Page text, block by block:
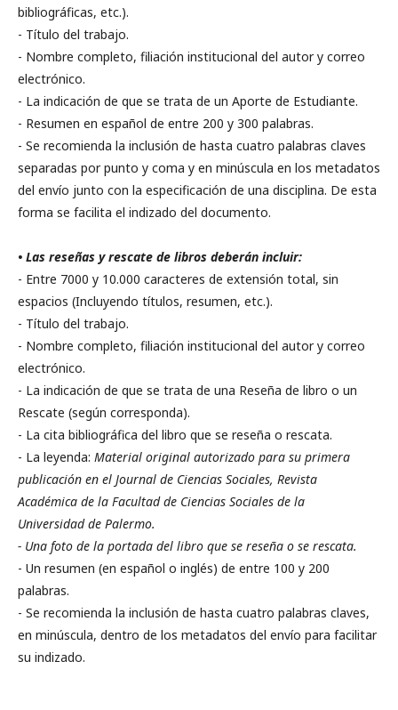
bibliográficas, etc.).
- Título del trabajo.
- Nombre completo, filiación institucional del autor y correo
electrónico.
- La indicación de que se trata de un Aporte de Estudiante.
- Resumen en español de entre 200 y 300 palabras.
- Se recomienda la inclusión de hasta cuatro palabras claves
separadas por punto y coma y en minúscula en los metadatos
del envío junto con la especificación de una disciplina. De esta
forma se facilita el indizado del documento.
• Las reseñas y rescate de libros deberán incluir:
- Entre 7000 y 10.000 caracteres de extensión total, sin
espacios (Incluyendo títulos, resumen, etc.).
- Título del trabajo.
- Nombre completo, filiación institucional del autor y correo
electrónico.
- La indicación de que se trata de una Reseña de libro o un
Rescate (según corresponda).
- La cita bibliográfica del libro que se reseña o rescata.
- La leyenda: Material original autorizado para su primera
publicación en el Journal de Ciencias Sociales, Revista
Académica de la Facultad de Ciencias Sociales de la
Universidad de Palermo.
- Una foto de la portada del libro que se reseña o se rescata.
- Un resumen (en español o inglés) de entre 100 y 200
palabras.
- Se recomienda la inclusión de hasta cuatro palabras claves,
en minúscula, dentro de los metadatos del envío para facilitar
su indizado.